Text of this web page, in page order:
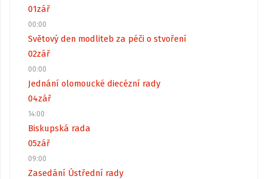
01zář
00:00
Světový den modliteb za péči o stvoření
02zář
00:00
Jednání olomoucké diecézní rady
04zář
14:00
Biskupská rada
05zář
09:00
Zasedání Ústřední rady